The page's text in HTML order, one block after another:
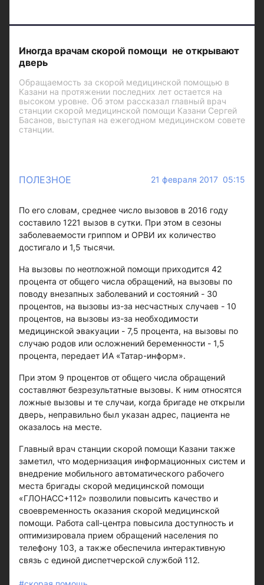
Иногда врачам скорой помощи не открывают
дверь
Обращаемость за скорой медицинской помощью в
Казани на протяжении последних лет остается на
высоком уровне. Об этом рассказал главный врач
станции скорой медицинской помощи Казани Сергей
Басанов, выступая на ежегодном медицинском совете
станции.
ПОЛЕЗНОЕ 21 февраля 2017 05:15
По его словам, среднее число вызовов в 2016 году
составило 1221 вызов в сутки. При этом в сезоны
заболеваемости гриппом и ОРВИ их количество
достигало и 1,5 тысячи.
На вызовы по неотложной помощи приходится 42
процента от общего числа обращений, на вызовы по
поводу внезапных заболеваний и состояний - 30
процентов, на вызовы из-за несчастных случаев - 10
процентов, на вызовы из-за необходимости
медицинской эвакуации - 7,5 процента, на вызовы по
случаю родов или осложнений беременности - 1,5
процента, передает ИА «Татар-информ».
При этом 9 процентов от общего числа обращений
составляют безрезультатные вызовы. К ним относятся
ложные вызовы и те случаи, когда бригаде не открыли
дверь, неправильно был указан адрес, пациента не
оказалось на месте.
Главный врач станции скорой помощи Казани также
заметил, что модернизация информационных систем и
внедрение мобильного автоматического рабочего
места бригады скорой медицинской помощи
«ГЛОНАСС+112» позволили повысить качество и
своевременность оказания скорой медицинской
помощи. Работа call-центра повысила доступность и
оптимизировала прием обращений населения по
телефону 103, а также обеспечила интерактивную
связь с единой диспетчерской службой 112.